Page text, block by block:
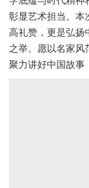
彰显艺术担当。本
高礼赞，更是弘扬
之举。愿以名家风
聚力讲好中国故事